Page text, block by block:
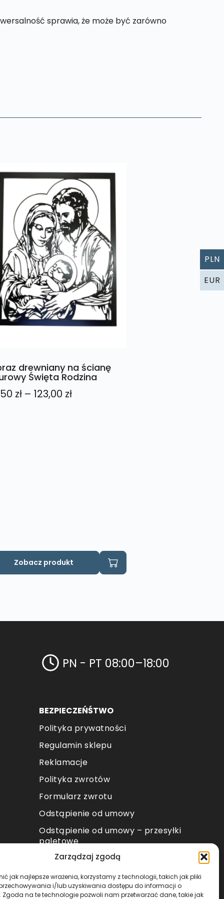
Zarządzaj zgodą
jak najlepsze wrażenia, korzystamy z technologii, takich jak pliki
i/lub uzyskiwania dostępu do informacji o
Zgoda na te technologie pozwoli nam przetwarzać dane, takie jak
sprawia, że może być zarówno
drewniany na ścianę
Święta Rodzina
zł – 123,00 złZakres
Zobacz produkt
PN - PT 08:00–18:00
BEZPIECZEŃŚTWO
Polityka prywatności
Regulamin sklepu
Reklamacje
Polityka zwrotów
Formularz zwrotu
Odstąpienie od umowy
Odstąpienie od umowy – przesyłki
paletowe
METODY PŁATNOŚCI
PLN
EUR